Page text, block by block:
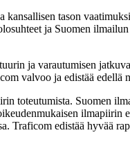
tason
ja Suomen
ja varautumisen
valvoo ja edistää edellä
toteutumista. Suomen
ilmapiirin
Traficom edistää hyvää